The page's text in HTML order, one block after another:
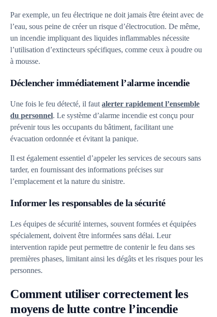
Par exemple, un feu électrique ne doit jamais être éteint avec de
l’eau, sous peine de créer un risque d’électrocution. De même,
un incendie impliquant des liquides inflammables nécessite
l’utilisation d’extincteurs spécifiques, comme ceux à poudre ou
à mousse.
Déclencher immédiatement l’alarme incendie
Une fois le feu détecté, il fautalerter rapidement l’ensemble
du personnel. Le système d’alarme incendie est conçu pour
prévenir tous les occupants du bâtiment, facilitant une
évacuation ordonnée et évitant la panique.
Il est également essentiel d’appeler les services de secours sans
tarder, en fournissant des informations précises sur
l’emplacement et la nature du sinistre.
Informer les responsables de la sécurité
Les équipes de sécurité internes, souvent formées et équipées
spécialement, doivent être informées sans délai. Leur
intervention rapide peut permettre de contenir le feu dans ses
premières phases, limitant ainsi les dégâts et les risques pour les
personnes.
Comment utiliser correctement les
moyens de lutte contre l’incendie